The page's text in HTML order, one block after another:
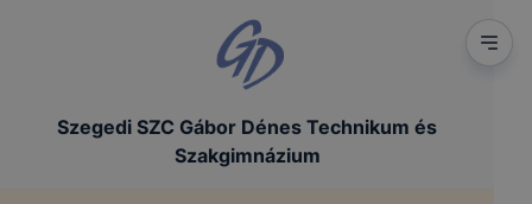
Szegedi SZC Gábor Dénes Technikum és
Szakgimnázium